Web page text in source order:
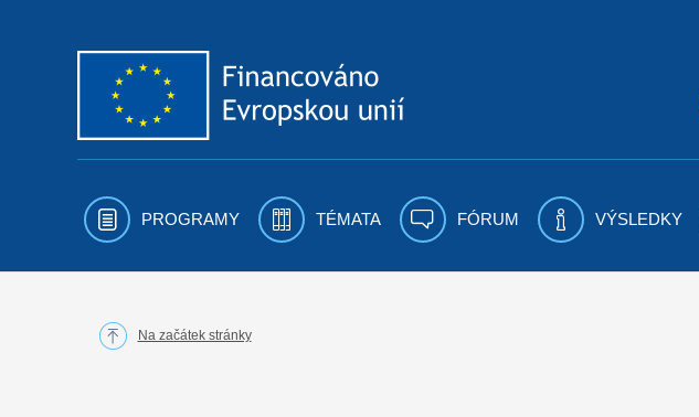
PROGRAMY TÉMATA FÓRUM VÝSLEDKY
Na začátek stránky